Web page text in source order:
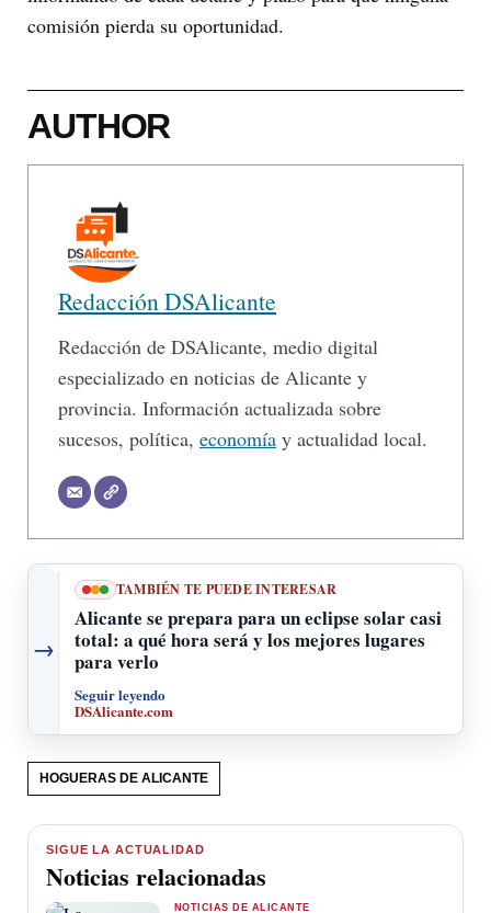
comisión pierda su oportunidad.
AUTHOR
Redacción DSAlicante
Redacción de DSAlicante, medio digital
especializado en noticias de Alicante y
provincia. Información actualizada sobre
sucesos, política, economía y actualidad local.
→
TAMBIÉN TE PUEDE INTERESAR
Alicante se prepara para un eclipse solar casi
total: a qué hora será y los mejores lugares
para verlo
Seguir leyendo
DSAlicante.com
HOGUERAS DE ALICANTE
SIGUE LA ACTUALIDAD
Noticias relacionadas
NOTICIAS DE ALICANTE